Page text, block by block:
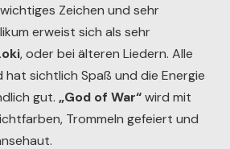
Zeichen und sehr
erweist sich als sehr
, oder bei älteren Liedern. Alle
hat sichtlich Spaß und die Energie
gut. „God of War“wird mit
Trommeln gefeiert und